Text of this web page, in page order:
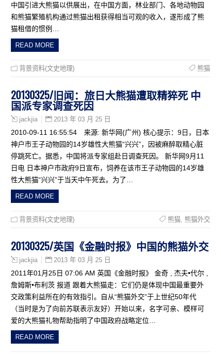
中国引进大熊猫以供展出，在中国方面，林业部门、各地动物园
和熊猫繁殖机构通过熊猫出租获得相当可观的收入，遂形成了熊
猫租借的惯例…
READ MORE
背景资料(文史地理) 熊猫
20130325/旧闻：旅日大熊猫遭取精猝死 中
国派专家调查死因
jackjia 2013 年 03 月 25 日
2010-09-11 16:55:54 来源: 新华网(广州) 核心提示：9日，日本
神户市王子动物园的14岁雄性大熊猫“兴兴”，因被麻醉取精心脏
停跳死亡。据悉，中国将派专家组赴日调查死因。 新华网9月11
日电 日本神户市政府9日宣布，饲养在该市王子动物园的14岁雄
性大熊猫“兴兴”于当天中午死去。为了…
READ MORE
背景资料(文史地理) 熊猫, 熊猫外交
20130325/英国《金融时报》中国的熊猫外交
jackjia 2013 年 03 月 25 日
2011年01月25日 07:06 AM 英国《金融时报》 金奇 , 杰夫•代尔 ,
詹姆斯•布利茨 报道 跟着大熊猫走：它们仍是体现中国最重要外
交政策利益所在的有效指引。自从“熊猫外交”于上世纪50年代
（当时是为了向前苏联表示友好）开始以来，名字可亲、模样可
爱的大熊猫礼物帮助指明了中国政府战略定位…
READ MORE